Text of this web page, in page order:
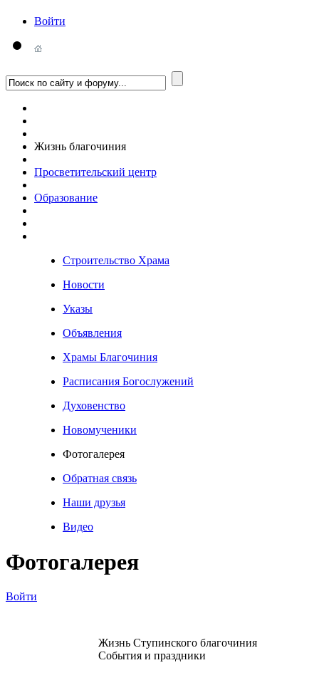
Войти
Жизнь благочиния
Просветительский центр
Образование
Строительство Храма
Новости
Указы
Объявления
Храмы Благочиния
Расписания Богослужений
Духовенство
Новомученики
Фотогалерея
Обратная связь
Наши друзья
Видео
Фотогалерея
Войти
Жизнь Ступинского благочиния
События и праздники